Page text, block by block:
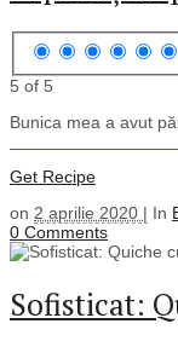
5 of 5
Bunica mea a avut
Get Recipe
on 2 aprilie 2020 | In
0 Comments
Sofisticat: